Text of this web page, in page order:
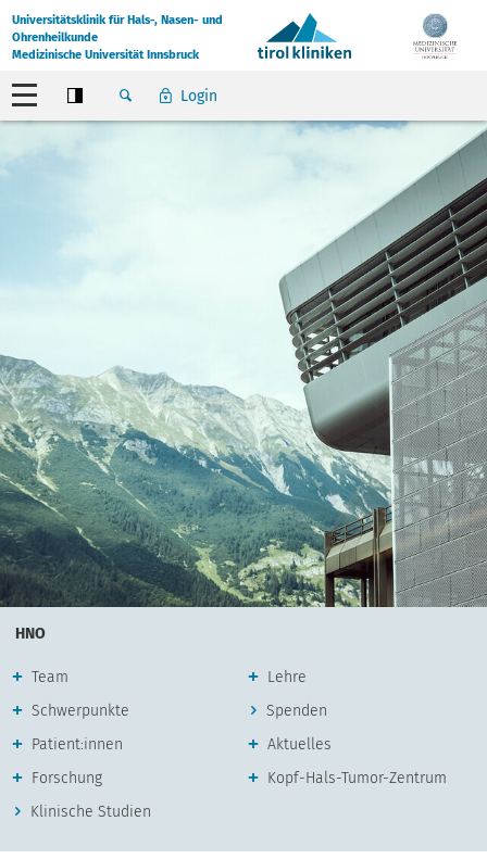
Universitätsklinik für Hals-, Nasen- und
Ohrenheilkunde
Medizinische Universität Innsbruck
Login
HNO
Team
Schwerpunkte
Patient:innen
Forschung
Klinische Studien
Lehre
Spenden
Aktuelles
Kopf-Hals-Tumor-Zentrum